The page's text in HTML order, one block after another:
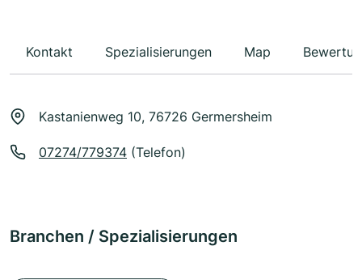
Kontakt Spezialisierungen Map
Kastanienweg 10, 76726 Germersheim
07274/779374 (Telefon)
Branchen / Spezialisierungen